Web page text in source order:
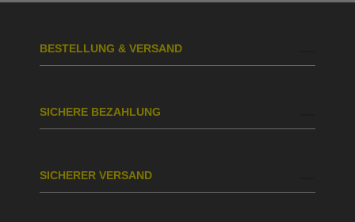
BESTELLUNG & VERSAND
SICHERE BEZAHLUNG
SICHERER VERSAND